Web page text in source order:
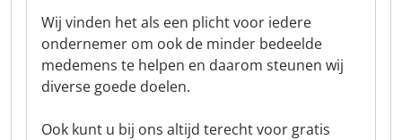
Wij vinden het als een plicht voor iedere
ondernemer om ook de minder bedeelde
medemens te helpen en daarom steunen wij
diverse goede doelen.
Ook kunt u bij ons altijd terecht voor gratis